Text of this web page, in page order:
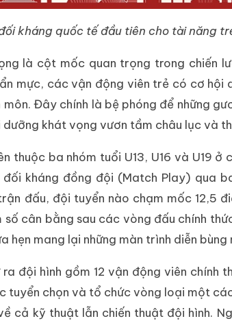
kháng quốc tế đầu tiên cho tài năng
là cột mốc quan trọng trong chiến
mực, các vận động viên trẻ có cơ hội
Đây chính là bệ phóng để những
khát vọng vươn tầm châu lục và
ba nhóm tuổi U13, U16 và U19 ở
kháng đồng đội (Match Play) qua
đấu, đội tuyển nào chạm mốc 12,5
cân bằng sau các vòng đấu chính
hẹn mang lại những màn trình diễn bùng
đội hình gồm 12 vận động viên chính
tuyển chọn và tổ chức vòng loại một
cả kỹ thuật lẫn chiến thuật đội hình.